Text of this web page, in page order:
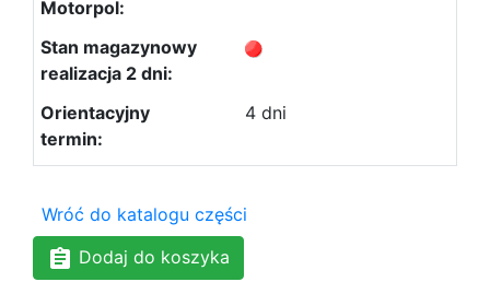
4 dni
Wróć do katalogu części
Dodaj do koszyka